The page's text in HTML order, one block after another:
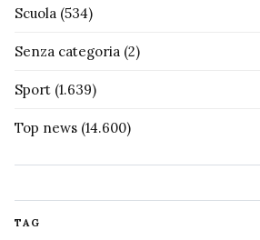
Scuola (534)
Senza categoria (2)
Sport (1.639)
Top news (14.600)
TAG